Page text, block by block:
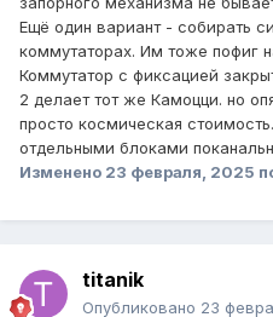
Ещё один вариант - собирать
коммутаторах. Им тоже пофиг
Коммутатор с фиксацией
2 делает тот же Камоцци. но
просто космическая
отдельными блоками
Изменено 23 февраля, 2025
titanik
Опубликовано 23